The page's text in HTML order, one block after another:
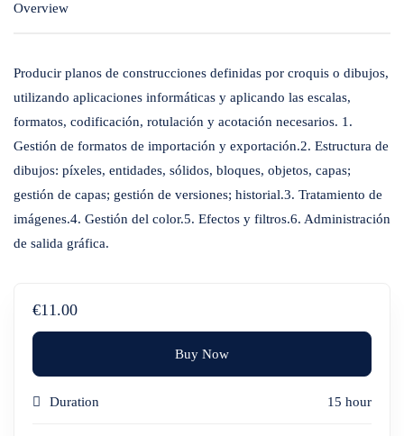
Overview
Producir planos de construcciones definidas por croquis o dibujos,
utilizando aplicaciones informáticas y aplicando las escalas,
formatos, codificación, rotulación y acotación necesarios. 1.
Gestión de formatos de importación y exportación.2. Estructura de
dibujos: píxeles, entidades, sólidos, bloques, objetos, capas;
gestión de capas; gestión de versiones; historial.3. Tratamiento de
imágenes.4. Gestión del color.5. Efectos y filtros.6. Administración
de salida gráfica.
€11.00
Buy Now
Duration 15 hour